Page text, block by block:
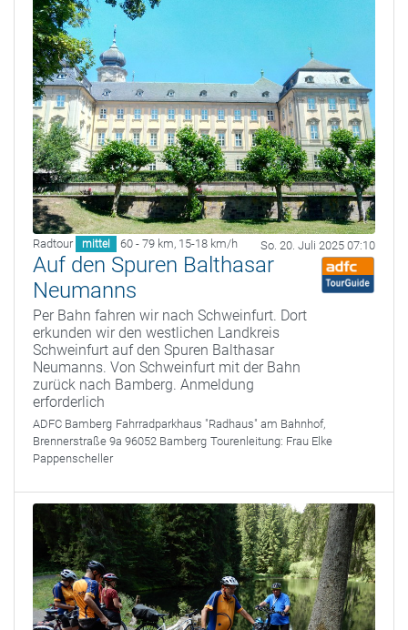
Radtour mittel 60 - 79 km, 15-18 km/h So. 20. Juli 2025 07:10
Auf den Spuren Balthasar
Neumanns
Per Bahn fahren wir nach Schweinfurt. Dort
erkunden wir den westlichen Landkreis
Schweinfurt auf den Spuren Balthasar
Neumanns. Von Schweinfurt mit der Bahn
zurück nach Bamberg. Anmeldung
erforderlich
ADFC Bamberg Fahrradparkhaus "Radhaus" am Bahnhof,
Brennerstraße 9a 96052 Bamberg Tourenleitung: Frau Elke
Pappenscheller